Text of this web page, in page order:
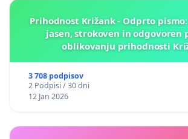
Prihodnost Križank - Odprto
jasen, strokoven in odgovoren
oblikovanju prihodnosti
3 708 podpisov
2 Podpisi / 30 dni
12 Jan 2026